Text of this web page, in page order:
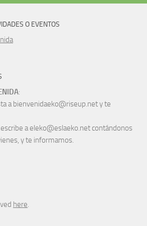
O EVENTOS
:
a bienvenidaeko@riseup.net y te
escribe a eleko@eslaeko.net contándonos
y te informamos.
here.